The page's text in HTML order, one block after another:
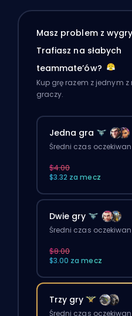
Masz problem z
Trafiasz na słabych
teammate’ów?
Kup grę razem z jednym z
graczy.
Jedna gra
Średni czas
$4.00
$3.32 za mecz
Dwie gry
Średni czas
$8.00
$3.00 za mecz
Trzy gry
Średni czas